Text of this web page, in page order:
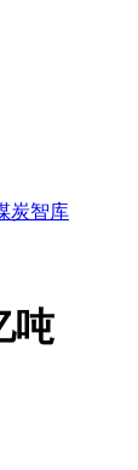
炭智库
吨